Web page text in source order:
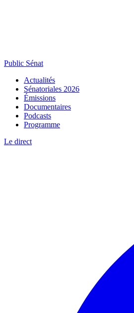
Public Sénat
Actualités
Sénatoriales 2026
Émissions
Documentaires
Podcasts
Programme
Le direct